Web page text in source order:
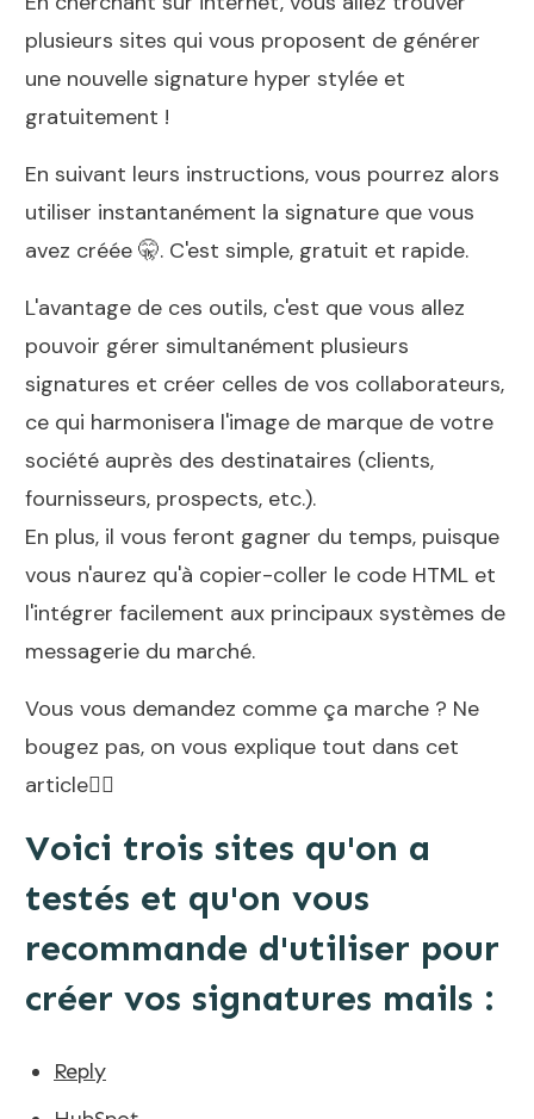
plusieurs sites qui vous proposent de générer
une nouvelle signature hyper stylée et
gratuitement !
En suivant leurs instructions, vous pourrez alors
utiliser instantanément la signature que vous
avez créée 🤫. C'est simple, gratuit et rapide.
L'avantage de ces outils, c'est que vous allez
pouvoir gérer simultanément plusieurs
signatures et créer celles de vos collaborateurs,
ce qui harmonisera l'image de marque de votre
société auprès des destinataires (clients,
fournisseurs, prospects, etc.).
En plus, il vous feront gagner du temps, puisque
vous n'aurez qu'à copier-coller le code HTML et
l'intégrer facilement aux principaux systèmes de
messagerie du marché.
Vous vous demandez comme ça marche ? Ne
bougez pas, on vous explique tout dans cet
article👇🏻
Voici trois sites qu'on a
testés et qu'on vous
recommande d'utiliser pour
créer vos signatures mails :
Reply